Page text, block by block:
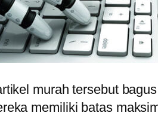
murah tersebut
memiliki batas